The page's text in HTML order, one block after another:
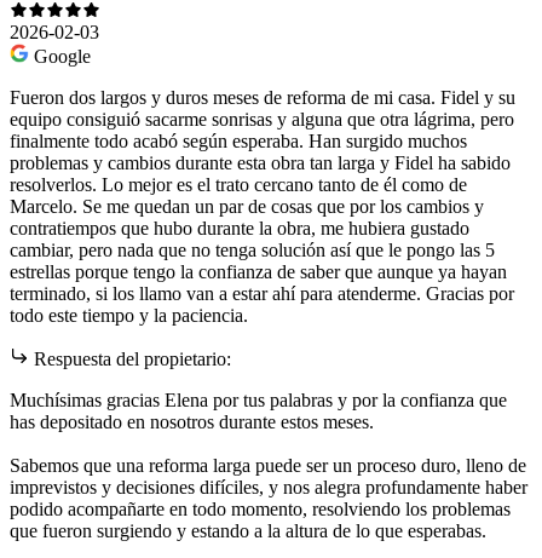
2026-02-03
Google
Fueron dos largos y duros meses de reforma de mi casa. Fidel y su
equipo consiguió sacarme sonrisas y alguna que otra lágrima, pero
finalmente todo acabó según esperaba. Han surgido muchos
problemas y cambios durante esta obra tan larga y Fidel ha sabido
resolverlos. Lo mejor es el trato cercano tanto de él como de
Marcelo. Se me quedan un par de cosas que por los cambios y
contratiempos que hubo durante la obra, me hubiera gustado
cambiar, pero nada que no tenga solución así que le pongo las 5
estrellas porque tengo la confianza de saber que aunque ya hayan
terminado, si los llamo van a estar ahí para atenderme. Gracias por
todo este tiempo y la paciencia.
Respuesta del propietario:
Muchísimas gracias Elena por tus palabras y por la confianza que
has depositado en nosotros durante estos meses.
Sabemos que una reforma larga puede ser un proceso duro, lleno de
imprevistos y decisiones difíciles, y nos alegra profundamente haber
podido acompañarte en todo momento, resolviendo los problemas
que fueron surgiendo y estando a la altura de lo que esperabas.